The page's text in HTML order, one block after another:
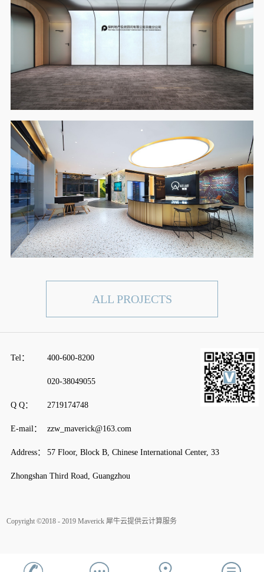
ALL PROJECTS
Tel： 400-600-8200
020-38049055
Q Q： 2719174748
E-mail： zzw_maverick@163.com
Address： 57 Floor, Block B, Chinese International Center, 33
Zhongshan Third Road, Guangzhou
Copyright ©2018 - 2019 Maverick 犀牛云提供云计算服务